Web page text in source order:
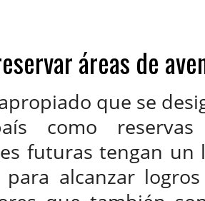
áreas de
que se
como
futuras tengan
para alcanzar